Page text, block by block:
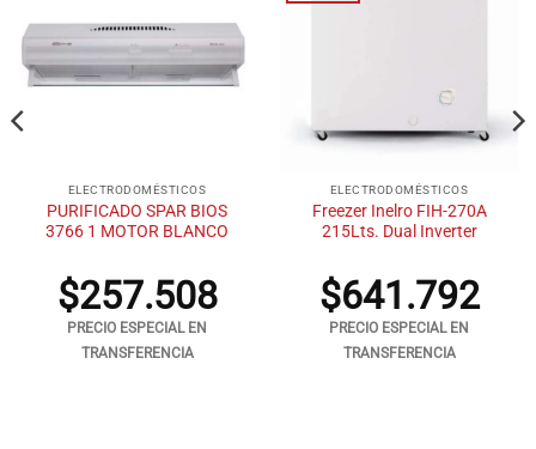
ELECTRODOMÉSTICOS
PURIFICADO SPAR BIOS
3766 1 MOTOR BLANCO
$257.508
PRECIO ESPECIAL EN
TRANSFERENCIA
ELECTRODOMÉSTICOS
Freezer Inelro FIH-270A
215Lts. Dual Inverter
$641.792
PRECIO ESPECIAL EN
TRANSFERENCIA